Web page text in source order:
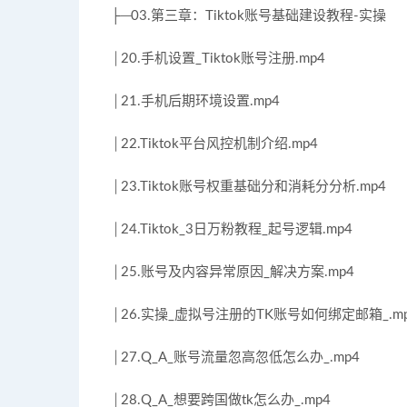
├─03.第三章：Tiktok账号基础建设教程-实操
│20.手机设置_Tiktok账号注册.mp4
│21.手机后期环境设置.mp4
│22.Tiktok平台风控机制介绍.mp4
│23.Tiktok账号权重基础分和消耗分分析.mp4
│24.Tiktok_3日万粉教程_起号逻辑.mp4
│25.账号及内容异常原因_解决方案.mp4
│26.实操_虚拟号注册的TK账号如何绑定邮箱
│27.Q_A_账号流量忽高忽低怎么办_.mp4
│28.Q_A_想要跨国做tk怎么办_.mp4